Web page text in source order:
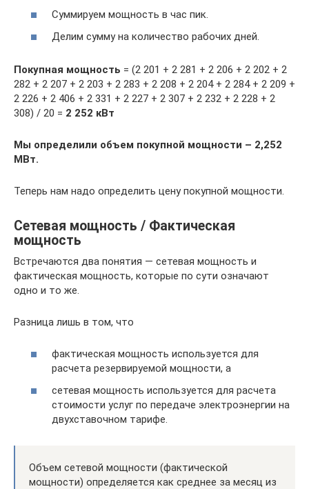
Суммируем мощность в час пик.
Делим сумму на количество рабочих дней.
Покупная мощность = (2 201 + 2 281 + 2 206 + 2 202 + 2
282 + 2 207 + 2 203 + 2 283 + 2 208 + 2 204 + 2 284 + 2 209 +
2 226 + 2 406 + 2 331 + 2 227 + 2 307 + 2 232 + 2 228 + 2
308) / 20 = 2 252 кВт
Мы определили объем покупной мощности – 2,252
МВт.
Теперь нам надо определить цену покупной мощности.
Сетевая мощность / Фактическая
мощность
Встречаются два понятия — сетевая мощность и
фактическая мощность, которые по сути означают
одно и то же.
Разница лишь в том, что
фактическая мощность используется для
расчета резервируемой мощности, а
сетевая мощность используется для расчета
стоимости услуг по передаче электроэнергии на
двухставочном тарифе.
Объем сетевой мощности (фактической
мощности) определяется как среднее за месяц из